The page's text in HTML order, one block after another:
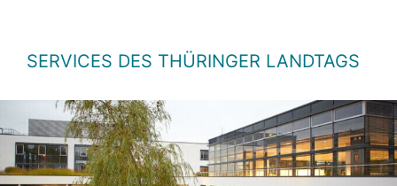
SERVICES DES THÜRINGER LANDTAGS